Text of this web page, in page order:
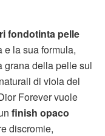
fondotinta pelle
e la sua formula,
grana della pelle sul
di viola del
Forever vuole
finish opaco
discromie,